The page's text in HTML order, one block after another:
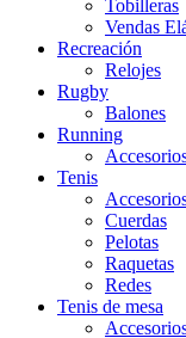
Tobilleras
Vendas
Recreación
Relojes
Rugby
Balones
Running
Tenis
Cuerdas
Pelotas
Raquetas
Redes
Tenis de mesa